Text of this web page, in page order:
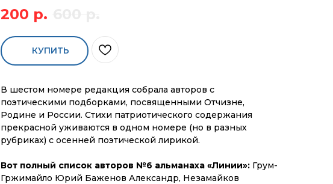
200 р.
КУПИТЬ
В шестом номере редакция собрала авторов с
поэтическими подборками, посвященными Отчизне,
Родине и России. Стихи патриотического содержания
прекрасной уживаются в одном номере (но в разных
рубриках) с осенней поэтической лирикой.
Вот полный список авторов №6 альманаха «Линии»: Грум-
Гржимайло Юрий Баженов Александр, Незамайков